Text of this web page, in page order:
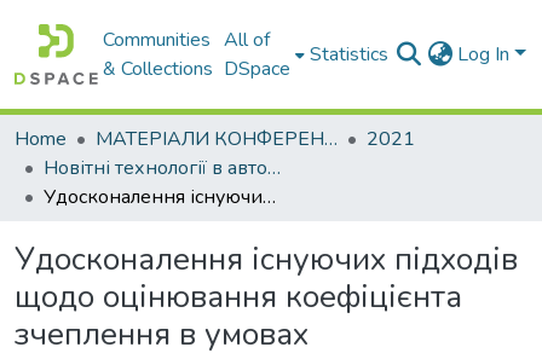
Communities
& Collections
All of
DSpace
Statistics Log In
Home МАТЕРІАЛИ КОНФЕРЕНЦІЙ
2021
Новітні технології в автомобілебудуванні, транспорті та при підготовці фахівців
Удосконалення існуючих підходів щодо оцінювання коефіцієнта зчеплення в умовах невизначеності під час розслідування дорожньо-транспортних пригод
Удосконалення існуючих підходів
щодо оцінювання коефіцієнта
зчеплення в умовах